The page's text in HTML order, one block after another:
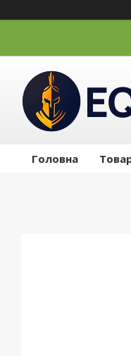
Головна